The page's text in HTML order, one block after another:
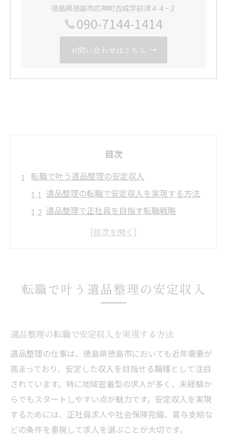
徳島県徳島市応神町吉成字前須４４−２
090-7144-1414
お問い合わせはこちら
目次
転職で叶う遺品整理の安定収入
遺品整理の転職で安定収入を実現する方法
遺品整理で正社員を目指す転職戦略
転職先で遺品整理の給与相場を把握しよう
未経験歓迎の遺品整理求人を探すポイント
未経験者が遺品整理で転職成功する秘訣
遺品整理の求人応募時に準備すべきこと
未経験から遺品整理の仕事を始める不安解
消法
徳島市で注目の遺品整理職の魅力とは
遺品整理職が徳島市で注目される理由
徳島市で遺品整理に転職する魅力を解説
転職で叶う遺品整理の安定収入
遺品整理の転職で安定収入を実現する方法
遺品整理の仕事は、徳島県徳島市においても近年需要が
高まっており、安定した収入を目指せる職種として注目
されています。特に地域密着型の求人が多く、未経験か
らでもスタートしやすい点が魅力です。安定収入を実現
するためには、正社員求人や社会保険完備、賞与支給な
どの条件を重視して求人を選ぶことが大切です。